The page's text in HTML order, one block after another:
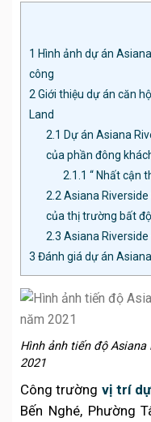
1 Hình ảnh dự án
công
2 Giới thiệu dự án căn
Land
2.1 Dự án Asiana
của phần đông
2.1.1 “ Nhất cận
2.2 Asiana Riverside
của thị trường bất
2.3 Asiana
3 Đánh giá dự án
Hình ảnh tiến độ
2021
Công trường vị trí
Bến Nghé, Phường